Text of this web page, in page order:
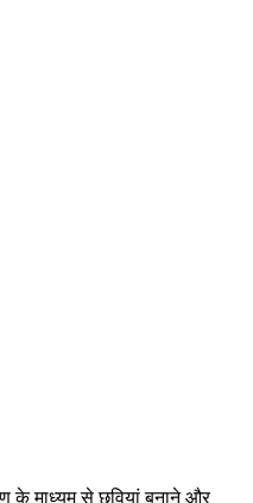
के माध्यम से छवियां बनाने और